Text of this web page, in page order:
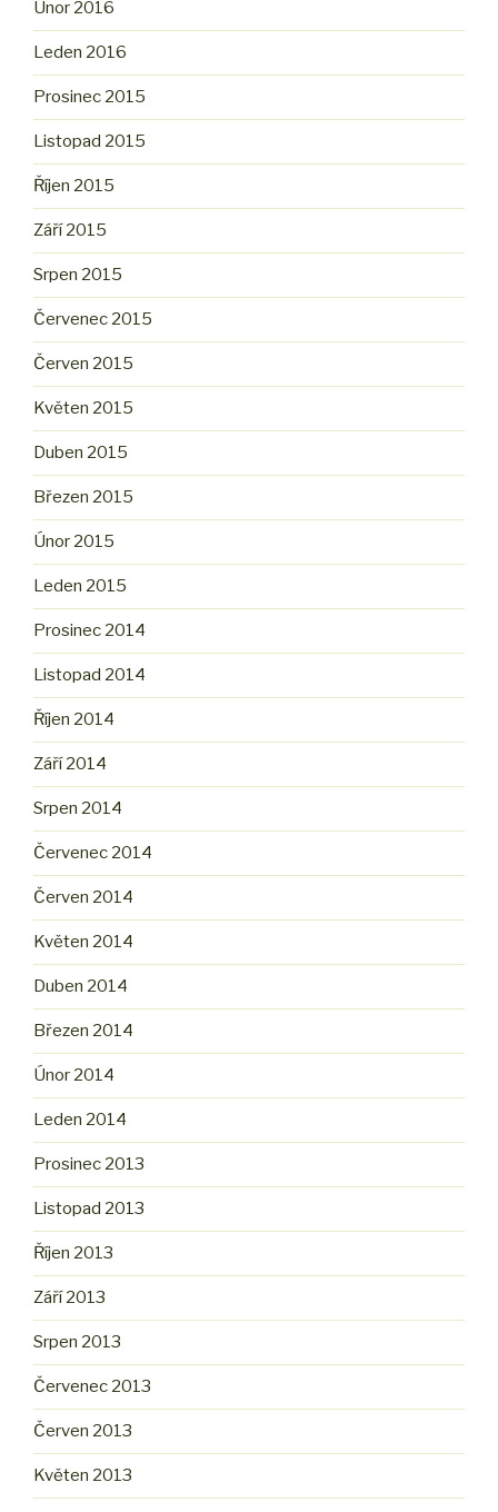
Únor 2016
Leden 2016
Prosinec 2015
Listopad 2015
Říjen 2015
Září 2015
Srpen 2015
Červenec 2015
Červen 2015
Květen 2015
Duben 2015
Březen 2015
Únor 2015
Leden 2015
Prosinec 2014
Listopad 2014
Říjen 2014
Září 2014
Srpen 2014
Červenec 2014
Červen 2014
Květen 2014
Duben 2014
Březen 2014
Únor 2014
Leden 2014
Prosinec 2013
Listopad 2013
Říjen 2013
Září 2013
Srpen 2013
Červenec 2013
Červen 2013
Květen 2013